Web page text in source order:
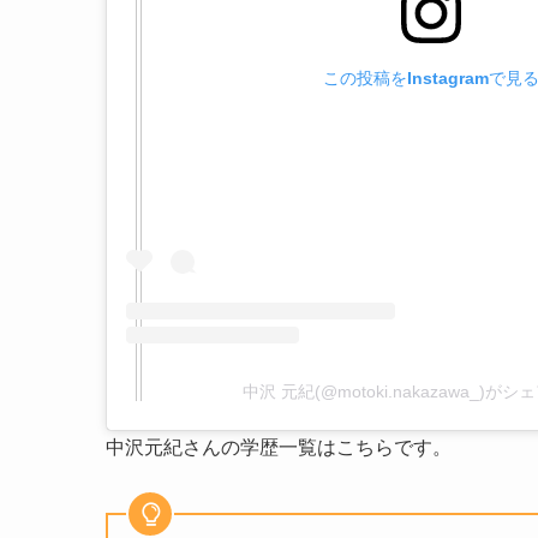
この投稿をInstagramで見る
中沢 元紀(@motoki.nakazawa_)がシ
中沢元紀さんの学歴一覧はこちらです。